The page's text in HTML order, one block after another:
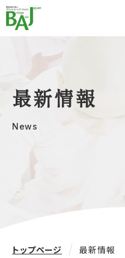
最新情報
News
トップページ 最新情報